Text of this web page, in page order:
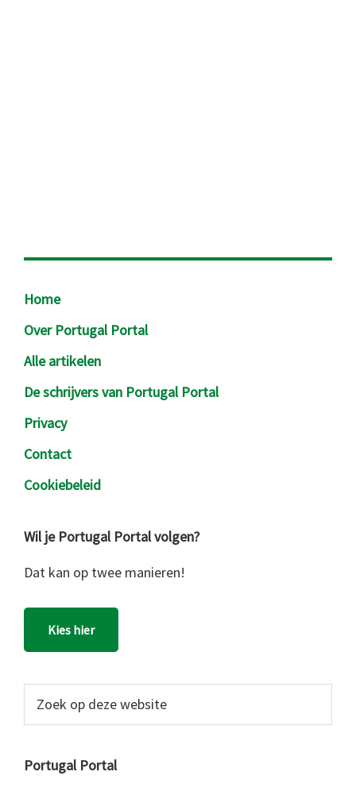
Footer
Home
Over Portugal Portal
Alle artikelen
De schrijvers van Portugal Portal
Privacy
Contact
Cookiebeleid
Wil je Portugal Portal volgen?
Dat kan op twee manieren!
Kies hier
website
Portugal Portal